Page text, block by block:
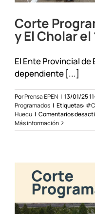
Corte
y El Cholar
El Ente Provincial de
dependiente [...]
PorPrensa EPEN | 13/01/25
Programados | Etiquetas:
Huecu | Comentarios
Más información